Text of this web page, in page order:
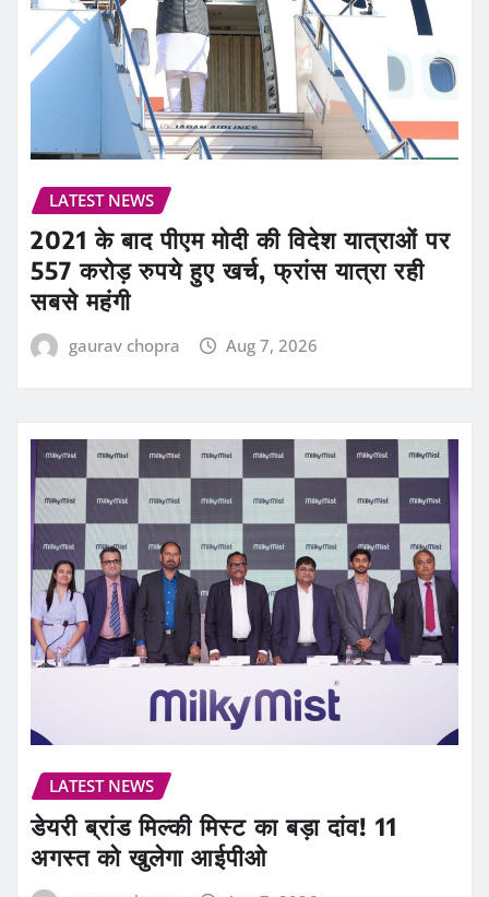
LATEST NEWS
2021 के बाद पीएम मोदी की विदेश यात्राओं पर
557 करोड़ रुपये हुए खर्च, फ्रांस यात्रा रही
सबसे महंगी
gaurav chopra Aug 7, 2026
LATEST NEWS
डेयरी ब्रांड मिल्की मिस्ट का बड़ा दांव! 11
अगस्त को खुलेगा आईपीओ